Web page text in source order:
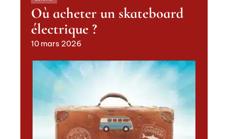
Où acheter un skateboard
électrique ?
10 mars 2026